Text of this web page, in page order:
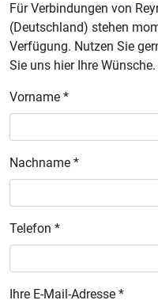
Für Verbindungen von
(Deutschland) stehen
Verfügung. Nutzen Sie
Sie uns hier Ihre
Vorname *
Nachname *
Telefon *
Ihre E-Mail-Adresse *